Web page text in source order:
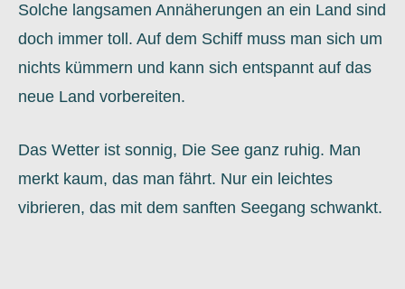
Solche langsamen Annäherungen an ein Land sind
doch immer toll. Auf dem Schiff muss man sich um
nichts kümmern und kann sich entspannt auf das
neue Land vorbereiten.
Das Wetter ist sonnig, Die See ganz ruhig. Man
merkt kaum, das man fährt. Nur ein leichtes
vibrieren, das mit dem sanften Seegang schwankt.